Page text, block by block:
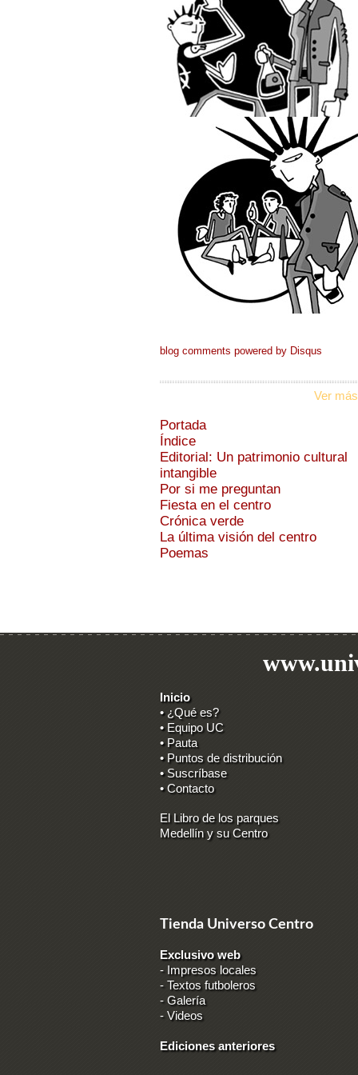
blog comments powered by Disqus
Ver
Portada
Índice
Editorial: Un patrimonio cultural
intangible
Por si me preguntan
Fiesta en el centro
Crónica verde
La última visión del centro
Poemas
Inicio
• ¿Qué es?
• Equipo UC
• Pauta
• Puntos de distribución
• Suscríbase
• Contacto
El Libro de los parques
Medellín y su Centro
Tienda Universo Centro
Exclusivo web
- Impresos locales
- Textos futboleros
-Galería
-Videos
Ediciones anteriores